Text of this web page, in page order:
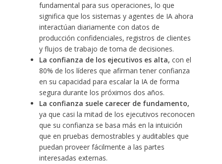
fundamental para sus operaciones, lo que
significa que los sistemas y agentes de IA ahora
interactúan diariamente con datos de
producción confidenciales, registros de clientes
y flujos de trabajo de toma de decisiones.
La confianza de los ejecutivos es alta, con el
80% de los líderes que afirman tener confianza
en su capacidad para escalar la IA de forma
segura durante los próximos dos años.
La confianza suele carecer de fundamento,
ya que casi la mitad de los ejecutivos reconocen
que su confianza se basa más en la intuición
que en pruebas demostrables y auditables que
puedan proveer fácilmente a las partes
interesadas externas.